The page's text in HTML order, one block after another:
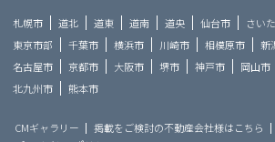
札幌市 道北 道東 道南 道央 仙台市 さい
東京市部
千葉市 横浜市 川崎市 相模原市 新
名古屋市
京都市 大阪市 堺市 神戸市 岡山市
北九州市
熊本市
CMギャラリー 掲載をご検討の不動産会社様はこちら